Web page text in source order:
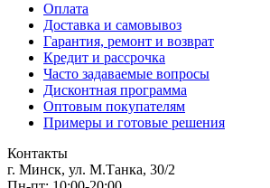
Оплата
Доставка и самовывоз
Гарантия, ремонт и возврат
Кредит и рассрочка
Часто задаваемые вопросы
Дисконтная программа
Оптовым покупателям
Примеры и готовые решения
Контакты
г. Минск, ул. М.Танка, 30/2